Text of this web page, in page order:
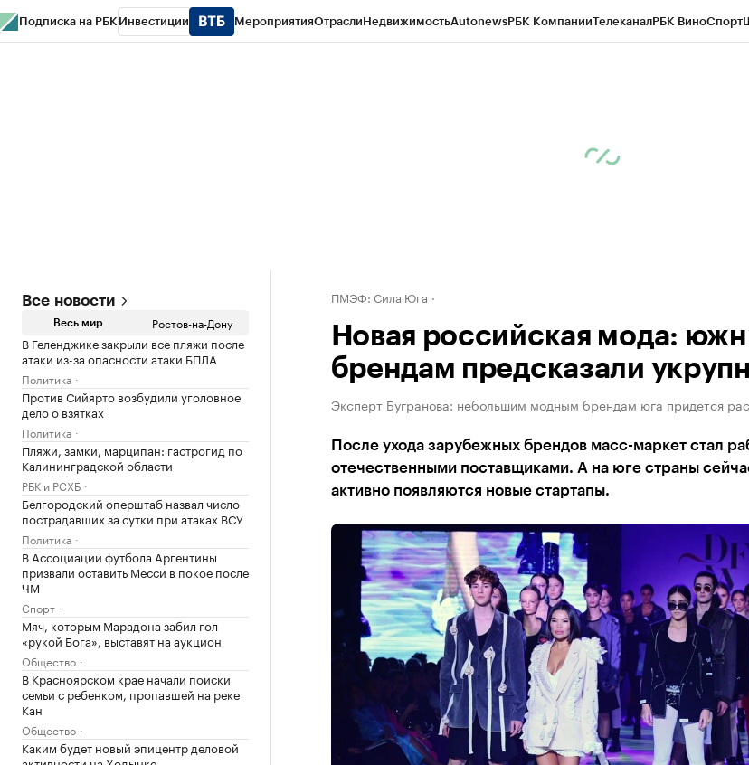
Подписка на РБК Инвестиции МероприятияОтраслиНедвижимостьAutonewsРБК КомпанииТелеканалРБК ВиноСпорт
Все новости
Весь мир Ростов-на-Дону
В Геленджике закрыли все пляжи после
атаки из-за опасности атаки БПЛА
Политика
Против Сийярто возбудили уголовное
дело о взятках
Политика
Пляжи, замки, марципан: гастрогид по
Калининградской области
РБК и РСХБ
Белгородский оперштаб назвал число
пострадавших за сутки при атаках ВСУ
Политика
В Ассоциации футбола Аргентины
призвали оставить Месси в покое после
ЧМ
Спорт
Мяч, которым Марадона забил гол
«рукой Бога», выставят на аукцион
Общество
В Красноярском крае начали поиски
семьи с ребенком, пропавшей на реке
Кан
Общество
Каким будет новый эпицентр деловой
ПМЭФ: Сила Юга
Новая российская мода:
брендам предсказали
Эксперт Бугранова: небольшим модным брендам юга придется
После ухода зарубежных брендов масс-маркет стал
отечественными поставщиками. А на юге страны
активно появляются новые стартапы.